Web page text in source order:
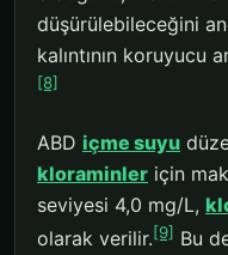
düşürülebileceğini
kalıntının koruyucu
[8]
ABD içme suyu
kloraminler için
seviyesi 4,0 mg/L,
olarak verilir.[9] Bu